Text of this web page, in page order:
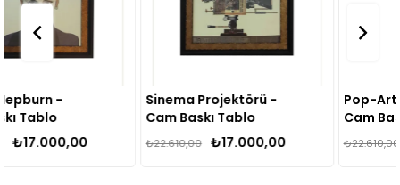
Sinema Projektörü -
Cam Baskı Tablo
₺17.000,00
₺22.610,00
Pop-Art Köpek -
Cam Baskı Tablo
₺17.000,00
₺22.610,00